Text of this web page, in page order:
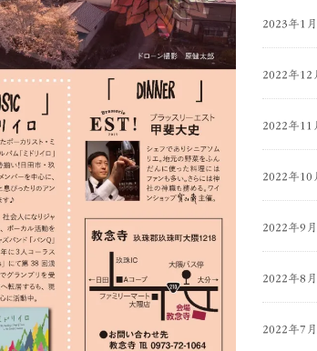
2023年1月
2022年12
2022年11
2022年10
2022年9月
2022年8月
2022年7月